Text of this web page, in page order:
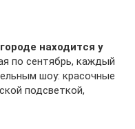
находится у
по сентябрь, каждый
шоу: красочные
подсветкой,